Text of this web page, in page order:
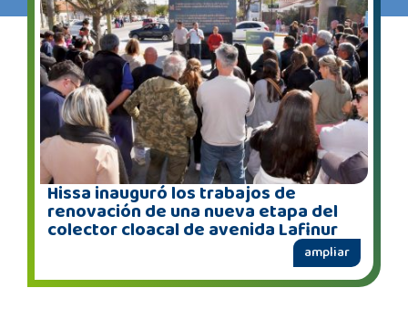
Hissa inauguró los trabajos de
renovación de una nueva etapa del
colector cloacal de avenida Lafinur
ampliar